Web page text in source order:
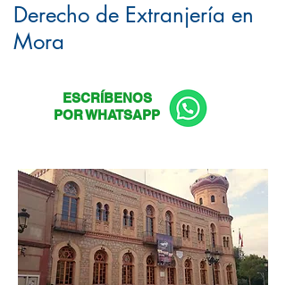
Derecho de Extranjería en
Mora
ESCRÍBENOS
POR WHATSAPP